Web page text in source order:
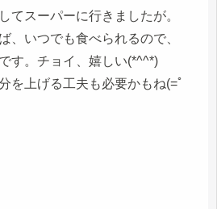
てスーパーに行きましたが。
、いつでも食べられるので、
す。チョイ、嬉しい(*^^*)
を上げる工夫も必要かもね(=ﾟ